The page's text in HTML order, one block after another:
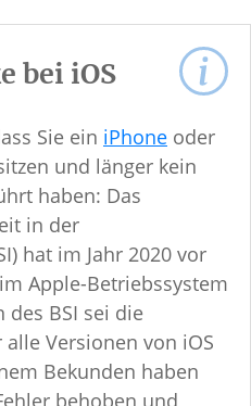
bei iOS
Sie ein iPhone oder
und länger kein
haben: Das
in der
hat im Jahr 2020 vor
Apple-Betriebssystem
des BSI sei die
alle Versionen von iOS
Bekunden haben
behoben und